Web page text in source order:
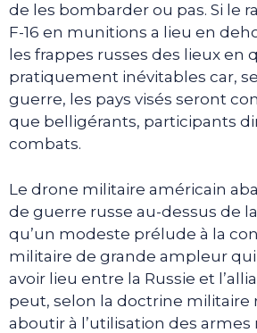
de les bombarder ou pas. Si le
F-16 en munitions a lieu en
les frappes russes des lieux en
pratiquement inévitables car,
guerre, les pays visés seront
que belligérants, participants
combats.
Le drone militaire américain
de guerre russe au-dessus de
qu’un modeste prélude à la
militaire de grande ampleur
avoir lieu entre la Russie et
peut, selon la doctrine militaire
aboutir à l’utilisation des armes